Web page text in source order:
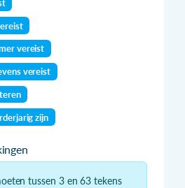
vereist
vereist
zijn
tussen 3 en 63 tekens